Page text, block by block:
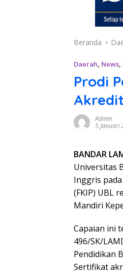
Beranda
Daerah News
Prodi
Admin
5 Januari
BANDAR
Universitas
Inggris
(FKIP) UBL
Mandiri
Capaian ini
496/SK/
Pendidikan
Sertifikat